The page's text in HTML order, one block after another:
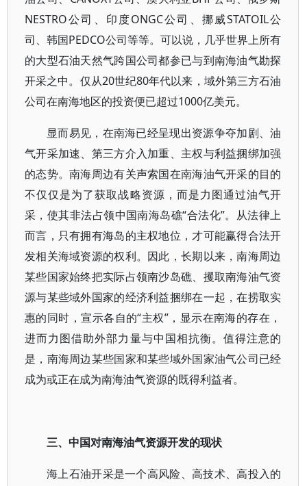
NESTRO公司、印度ONGC公司、挪威STATOIL公
司、韩国PEDCO公司等等。可以说，几乎世界上所有
的大型石油天然气跨国公司都参已与到南海油气勘探
开采之中。仅从20世纪80年代以来，域外第三方石油
公司在南海地区的投资便已超过1000亿美元。
显而易见，在南海已经呈现出资源争夺加剧、油
气开采加速、第三方介入加重、主权与利益捆绑加强
的态势。南海周边有关声索国在南海油气开采的目的
不仅仅是为了获取战略资源，而是力图通过油气开
采，使其非法占领中国南海岛礁“合法化”。从法律上
而言，只有拥有海岛的主权地位，才可能赢得合法开
发相关海域资源的权利。因此，长期以来，南海周边
某些国家始终把实际占领南沙岛礁、攫取南海油气资
源与某些域外国家的经济利益捆绑在一起，在捞取实
惠的同时，宣示各自的“主权”，显示在南海的存在，
进而力图借助外部力量与中国相抗衡。值得注意的
是，南海周边某些国家和某些域外国家油气公司已经
成为或正在成为南海油气资源的既得利益者。
三、中国对南海油气资源开发的现状
海上石油开采是一个高风险、高技术、高投入的